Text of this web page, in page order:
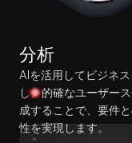
分析
AIを活用してビジネ
し、的確なユーザー
成することで、要件
性を実現します。